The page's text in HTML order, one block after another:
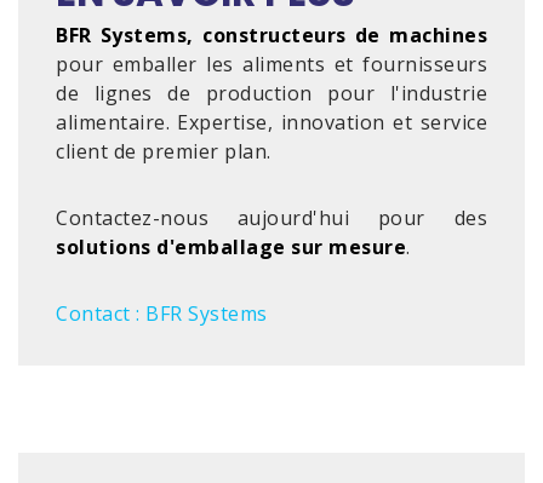
BFR Systems, constructeurs de machines
pour emballer les aliments et fournisseurs
de lignes de production pour l'industrie
alimentaire. Expertise, innovation et service
client de premier plan.
Contactez-nous aujourd'hui pour des
solutions d'emballage sur mesure.
Contact : BFR Systems